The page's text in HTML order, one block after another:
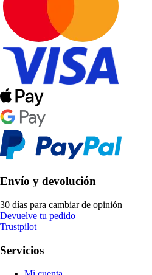
Envío y devolución
30 días para cambiar de opinión
Devuelve tu pedido
Trustpilot
Servicios